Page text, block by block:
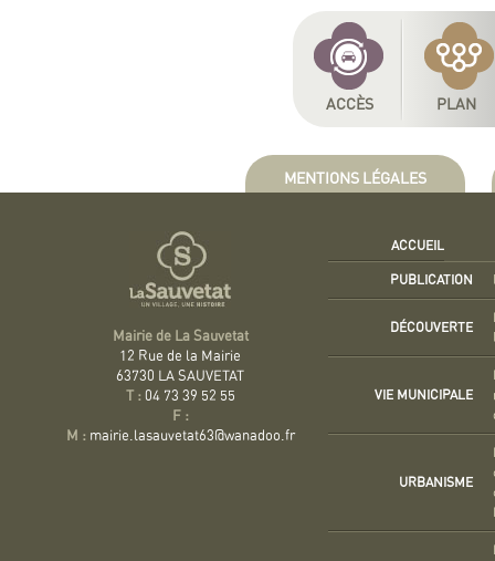
ACCÈS PLAN
MENTIONS LÉGALES
Mairie de La Sauvetat
12 Rue de la Mairie
63730 LA SAUVETAT
T : 04 73 39 52 55
F :
M : mairie.lasauvetat63@wanadoo.fr
ACCUEIL
PUBLICATION
DÉCOUVERTE
VIE MUNICIPALE
URBANISME